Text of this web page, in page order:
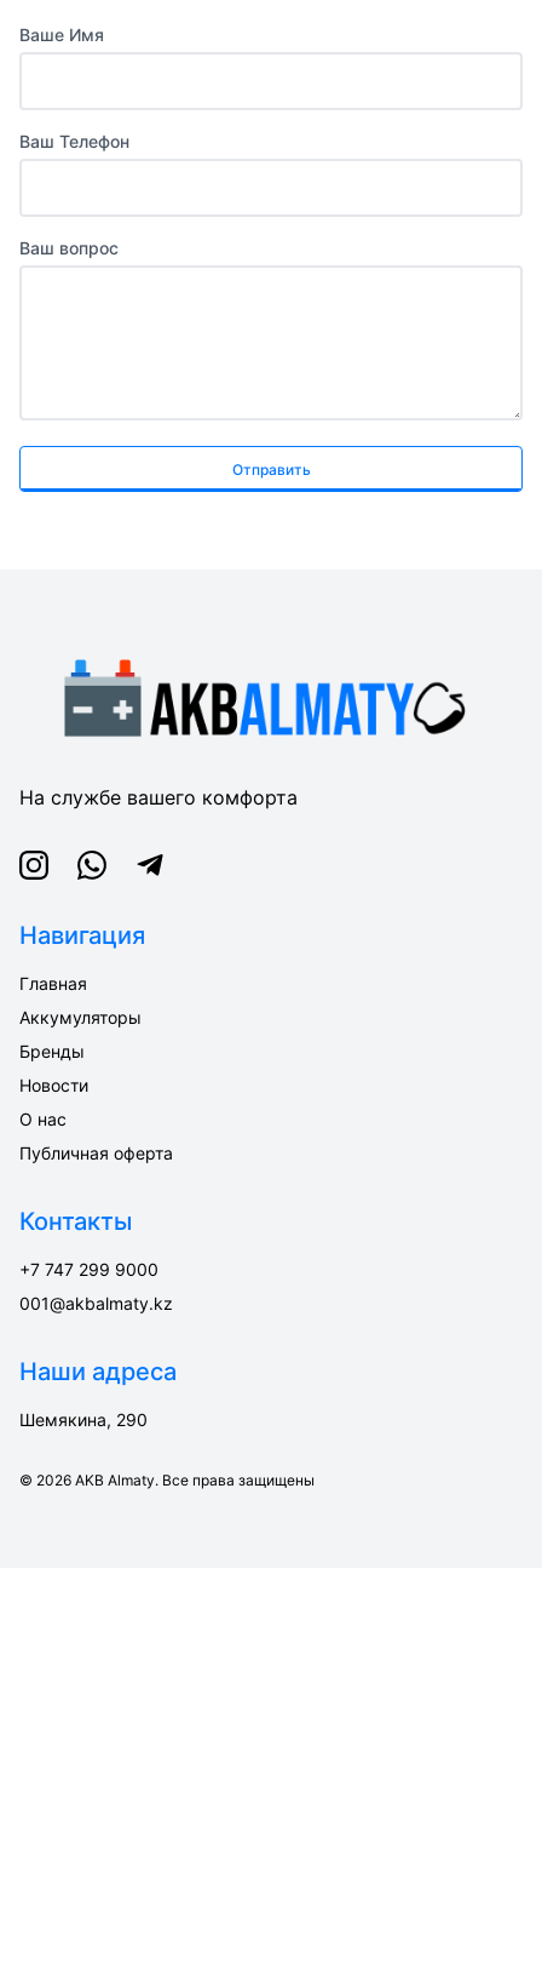
Ваше Имя
Ваш Телефон
Ваш вопрос
Отправить
На службе вашего комфорта
InstagramWhatsappTelegram
Навигация
Главная
Аккумуляторы
Бренды
Новости
О нас
Публичная оферта
Контакты
+7 747 299 9000
001@akbalmaty.kz
Наши адреса
Шемякина, 290
© 2026 AKB Almaty. Все права защищены